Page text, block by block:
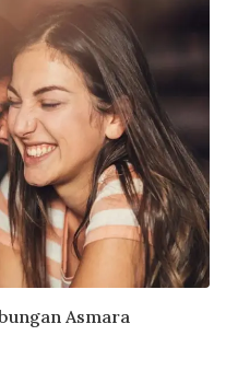
Asmara